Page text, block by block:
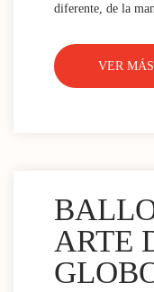
diferente, de la
VER MÁS
ARTE